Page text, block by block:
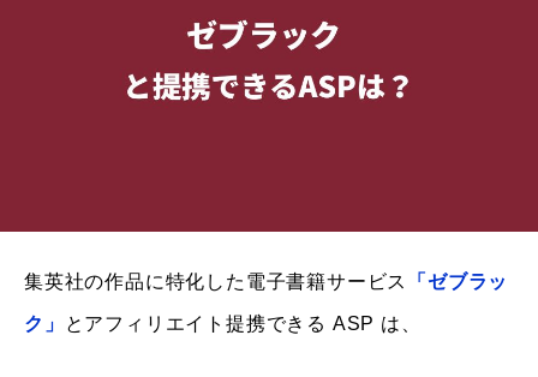
集英社の作品に特化した電子書籍サービス 「ゼブラッ
ク」 とアフィリエイト提携できる ASP は、